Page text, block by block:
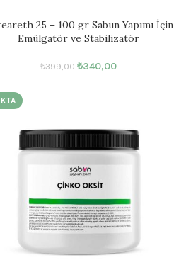
25 – 100 gr Sabun Yapımı İçin
Emülgatör ve Stabilizatör
₺399,00 ₺340,00